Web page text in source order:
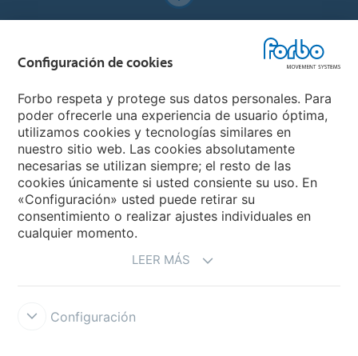
Forbo Websites
Forbo Group
Forbo Flooring Systems
Forbo Movement Systems
Seleccione un país
Configuración de cookies
Forbo respeta y protege sus datos personales. Para
poder ofrecerle una experiencia de usuario óptima,
utilizamos cookies y tecnologías similares en
nuestro sitio web. Las cookies absolutamente
necesarias se utilizan siempre; el resto de las
cookies únicamente si usted consiente su uso. En
«Configuración» usted puede retirar su
consentimiento o realizar ajustes individuales en
cualquier momento.
LEER MÁS
Configuración